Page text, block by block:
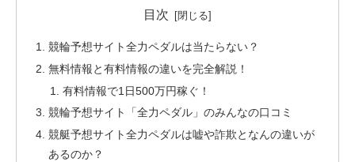
目次
競輪予想サイト全力ペダルは当たらない？
無料情報と有料情報の違いを完全解説！
有料情報で1日500万円稼ぐ！
競輪予想サイト「全力ペダル」のみんなの口コミ
競艇予想サイト全力ペダルは嘘や詐欺となんの違いが
あるのか？